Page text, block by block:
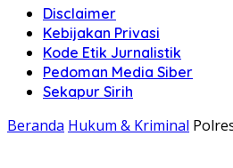
Disclaimer
Kebijakan Privasi
Kode Etik Jurnalistik
Pedoman Media Siber
Sekapur Sirih
Beranda Hukum & Kriminal